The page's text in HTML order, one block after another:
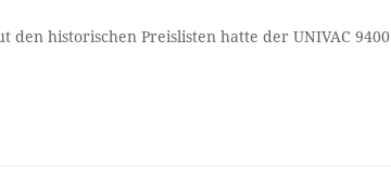
historischen Preislisten hatte der UNIVAC 9400